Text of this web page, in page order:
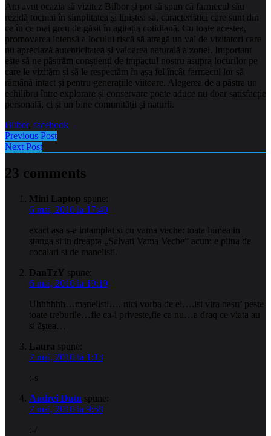
Am avut ocazia să vizitez Bilbor și pot să spun că farmecul său
rezidă tocmai în simplitatea și liniștea sa, caracteristici care sunt din
ce în ce mai greu de găsit în agitația cotidiană. Cu toate acestea,
promovarea intensă a locului riscă să atragă un val de vizitatori care
nu apreciază autenticitatea și valoarea naturală a zonei. Important
este să ne păstrăm conștienți de impactul nostru asupra locurilor pe
care le vizităm și să le respectăm în așa fel încât farmecul lor să
rămână intact și pentru generațiile viitoare. Alegerea de a păstra un
echilibru între explorare și conservare poate aduce nu doar satisfacție
personală, ci și un bine comunității și naturii.
Bilbor, facebook
Previous Post
Next Post
23 comments
Mini Laptop spune:
6 mai, 2010 la 17:40
exact asa s-a intamplat si cu vama veche: toata lumea in
stanga si in dreapta „Salvati Vama Veche” acum e plina de
cocalari si de manelisti.
DanTzY spune:
6 mai, 2010 la 19:19
Uhhhhhh…manelisti…. nici vorba de ei….isi vira nasu’ peste
toate treburile…fie ca-i priveste,fie ca nu…a draq ce viata au
si ăştea…
Laura spune:
7 mai, 2010 la 1:13
:-s
Andrei Dutu spune:
7 mai, 2010 la 9:58
:-/